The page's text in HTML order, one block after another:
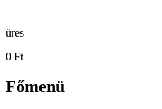
üres
0 Ft
Főmenü